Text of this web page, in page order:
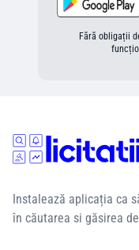
Fără obligații
Instalează aplicația ca
în căutarea si găsirea